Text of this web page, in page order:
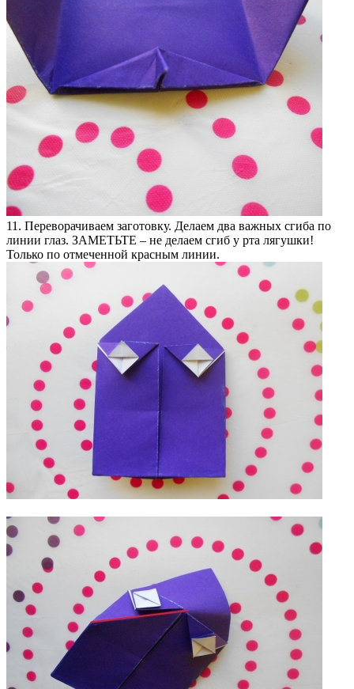
11. Переворачиваем заготовку. Делаем два важных сгиба по
линии глаз. ЗАМЕТЬТЕ – не делаем сгиб у рта лягушки!
Только по отмеченной красным линии.